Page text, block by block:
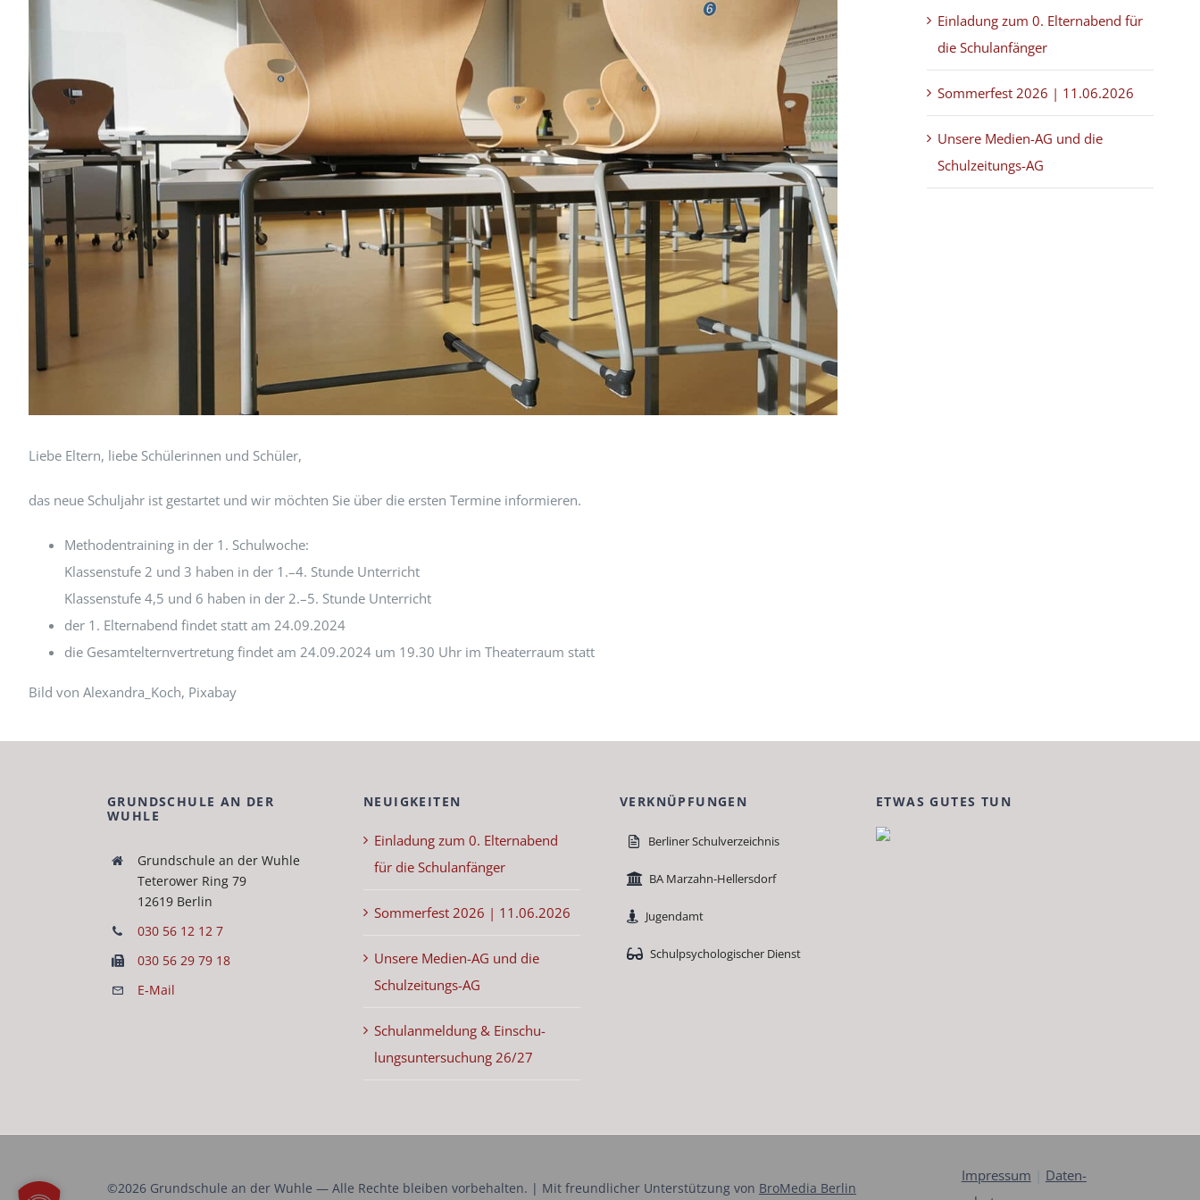
Liebe Eltern, liebe Schü­lerin­nen und Schüler,
das neue Schul­jahr ist ges­tartet und wir möcht­en Sie über die ersten Ter­mine informieren.
Meth­o­d­en­train­ing in der 1. Schul­woche:
Klassen­stufe 2 und 3 haben in der 1.–4. Stunde Unter­richt
Klassen­stufe 4,5 und 6 haben in der 2.–5. Stunde Unter­richt
der 1. Eltern­abend find­et statt am 24.09.2024
die Gesamtel­tern­vertre­tung find­et am 24.09.2024 um 19.30 Uhr im The­ater­raum statt
Bild von Alexandra_Koch, Pix­abay
Einladung zum 0. Elternabend für
die Schulanfänger
Sommerfest 2026 | 11.06.2026
Unsere Medien-AG und die
Schulzeitungs-AG
GRUNDSCHULE AN DER
WUHLE
Grund­schule an der Wuh­le
Teterow­er Ring 79
12619 Berlin
030 56 12 12 7
030 56 29 79 18
E‑Mail
NEUIGKEITEN
Ein­ladung zum 0. Eltern­abend
für die Schu­lan­fänger
Som­mer­fest 2026 | 11.06.2026
Unsere Medi­en-AG und die
Schulzeitungs-AG
Schu­lan­mel­dung & Ein­schu­
lung­sun­ter­suchung 26/27
VERKNÜPFUNGEN
Berlin­er Schul­verze­ich­nis
BA Marzahn-Hellers­dorf
Jugen­damt
Schulpsy­chol­o­gis­ch­er Dienst
ETWAS GUTES TUN
©2026 Grund­schule an der Wuh­le — Alle Rechte bleiben vor­be­hal­ten. | Mit fre­undlich­er Unter­stützung von Bro­Me­dia Berlin
Impres­sum
Daten­